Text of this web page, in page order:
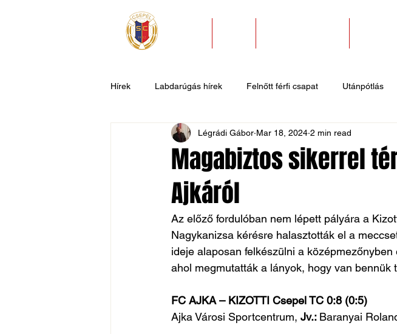
Hírek Labdarúgás hírek Felnőtt férfi csapat Utánpótlás
U9 U7 Evezős hírek Sportlövő hírek
Csepel SC II Általános hírek
Magabiztos sikerrel
Ajkáról
Légrádi Gábor Mar 18, 2024 2 min read
Az előző fordulóban nem lépett pályára a
Nagykanizsa kérésre halasztották el a
ideje alaposan felkészülni a
ahol megmutatták a lányok, hogy van bennük
FC AJKA – KIZOTTI Csepel TC 0:8 (0:5)
Ajka Városi Sportcentrum, Jv.: Baranyai